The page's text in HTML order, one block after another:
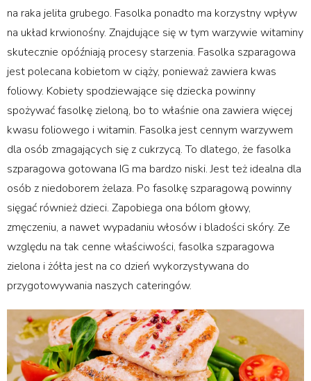
na raka jelita grubego. Fasolka ponadto ma korzystny wpływ
na układ krwionośny. Znajdujące się w tym warzywie witaminy
skutecznie opóźniają procesy starzenia. Fasolka szparagowa
jest polecana kobietom w ciąży, ponieważ zawiera kwas
foliowy. Kobiety spodziewające się dziecka powinny
spożywać fasolkę zieloną, bo to właśnie ona zawiera więcej
kwasu foliowego i witamin. Fasolka jest cennym warzywem
dla osób zmagających się z cukrzycą. To dlatego, że fasolka
szparagowa gotowana IG ma bardzo niski. Jest też idealna dla
osób z niedoborem żelaza. Po fasolkę szparagową powinny
sięgać również dzieci. Zapobiega ona bólom głowy,
zmęczeniu, a nawet wypadaniu włosów i bladości skóry. Ze
względu na tak cenne właściwości, fasolka szparagowa
zielona i żółta jest na co dzień wykorzystywana do
przygotowywania naszych cateringów.